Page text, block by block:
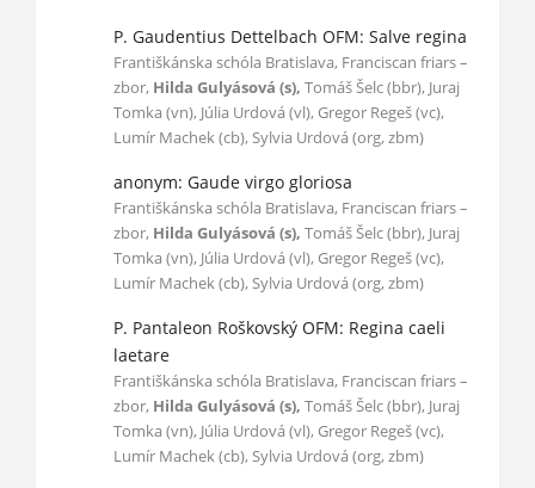
P. Gaudentius Dettelbach OFM: Salve regina
Františkánska schóla Bratislava, Franciscan friars –
zbor, Hilda Gulyásová (s), Tomáš Šelc (bbr), Juraj
Tomka (vn), Júlia Urdová (vl), Gregor Regeš (vc),
Lumír Machek (cb), Sylvia Urdová (org, zbm)
anonym: Gaude virgo gloriosa
Františkánska schóla Bratislava, Franciscan friars –
zbor, Hilda Gulyásová (s), Tomáš Šelc (bbr), Juraj
Tomka (vn), Júlia Urdová (vl), Gregor Regeš (vc),
Lumír Machek (cb), Sylvia Urdová (org, zbm)
P. Pantaleon Roškovský OFM: Regina caeli
laetare
Františkánska schóla Bratislava, Franciscan friars –
zbor, Hilda Gulyásová (s), Tomáš Šelc (bbr), Juraj
Tomka (vn), Júlia Urdová (vl), Gregor Regeš (vc),
Lumír Machek (cb), Sylvia Urdová (org, zbm)